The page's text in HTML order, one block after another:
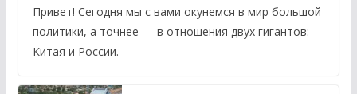
Привет! Сегодня мы с вами окунемся в мир большой
политики, а точнее — в отношения двух гигантов:
Китая и России.